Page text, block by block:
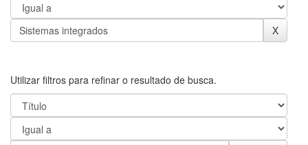
Utilizar filtros para refinar o resultado de busca.